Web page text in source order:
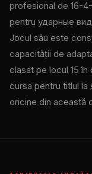
profesional de 16-
pentru ударные
Jocul său este
capacității de
clasat pe locul 15 în
cursa pentru titlul la
oricine din această